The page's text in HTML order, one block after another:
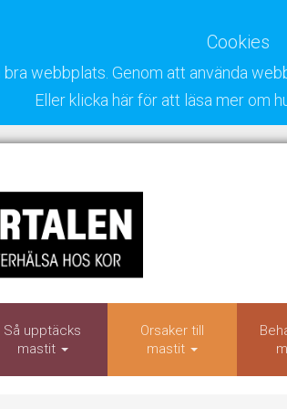
Cookies
webbplats. Genom att använda
Eller klicka här för att läsa mer om
Så upptäcks
mastit
Orsaker till
mastit